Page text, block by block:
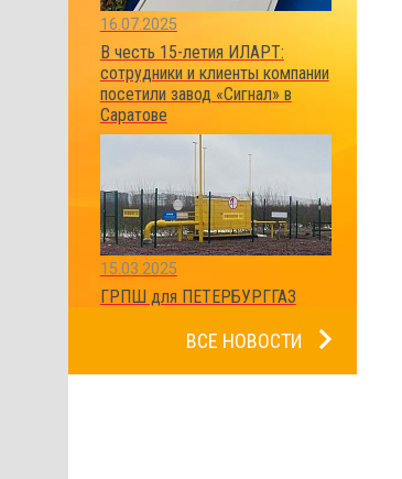
16.07.2025
В честь 15-летия ИЛАРТ:
сотрудники и клиенты компании
посетили завод «Сигнал» в
Саратове
15.03.2025
ГРПШ для ПЕТЕРБУРГГАЗ
ВСЕ НОВОСТИ